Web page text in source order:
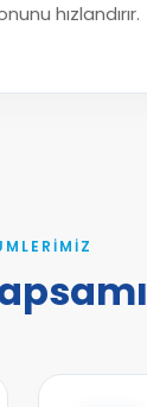
hızlandırır.